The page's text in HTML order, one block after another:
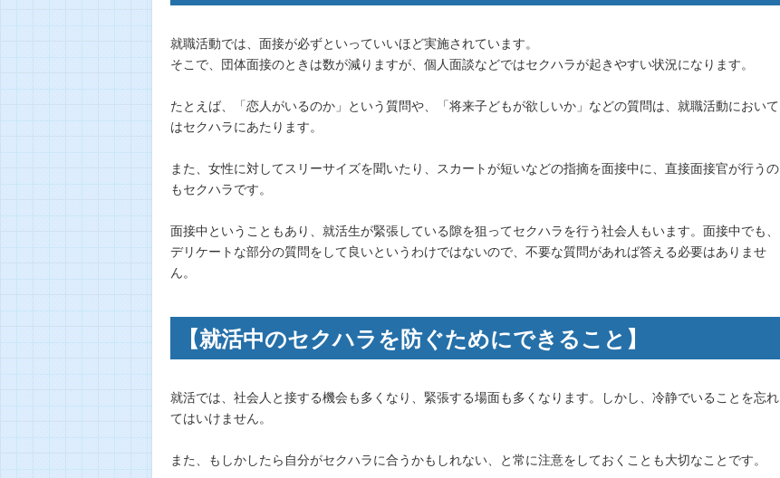
就職活動では、面接が必ずといっていいほど実施されています。
そこで、団体面接のときは数が減りますが、個人面談などではセクハラが起きやすい状況になります。
たとえば、「恋人がいるのか」という質問や、「将来子どもが欲しいか」などの質問は、就職活動において
はセクハラにあたります。
また、女性に対してスリーサイズを聞いたり、スカートが短いなどの指摘を面接中に、直接面接官が行うの
もセクハラです。
面接中ということもあり、就活生が緊張している隙を狙ってセクハラを行う社会人もいます。面接中でも、
デリケートな部分の質問をして良いというわけではないので、不要な質問があれば答える必要はありませ
ん。
【就活中のセクハラを防ぐためにできること】
就活では、社会人と接する機会も多くなり、緊張する場面も多くなります。しかし、冷静でいることを忘れ
てはいけません。
また、もしかしたら自分がセクハラに合うかもしれない、と常に注意をしておくことも大切なことです。